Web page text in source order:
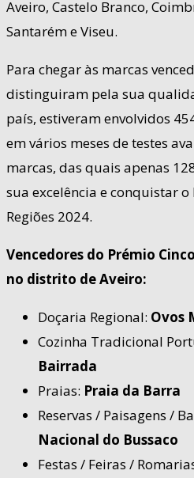
Aveiro, Castelo Branco,
Santarém e Viseu.
Para chegar às marcas
distinguiram pela sua
país, estiveram envolvidos
em vários meses de testes
marcas, das quais apenas
sua excelência e conquistar o
Regiões 2024.
Vencedores do Prémio
no distrito de Aveiro:
Doçaria Regional: Ovos
Cozinha Tradicional
Bairrada
Praias: Praia da Barra
Reservas / Paisagens /
Nacional do Bussaco
Festas / Feiras /